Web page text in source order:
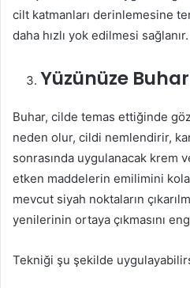
cilt katmanları derinlemesine
daha hızlı yok edilmesi sağlanır.
Yüzünüze
Buhar, cilde temas ettiğinde
neden olur, cildi nemlendirir, kan
sonrasında uygulanacak krem
etken maddelerin emilimini
mevcut siyah noktaların
yenilerinin ortaya çıkmasını
Tekniği şu şekilde